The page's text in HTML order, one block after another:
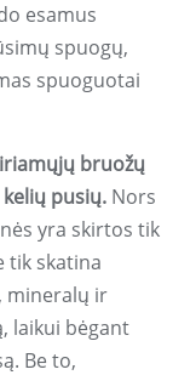
esamus
spuogų,
spuoguotai
bruožų
pusių. Nors
yra skirtos tik
tik skatina
mineralų ir
laikui bėgant
Be to,